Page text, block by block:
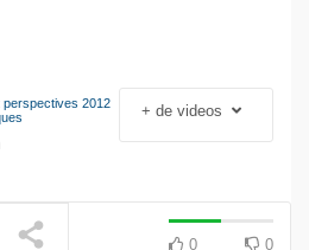
Le séisme industriel
perspectives 2012
+ de videos
0 0